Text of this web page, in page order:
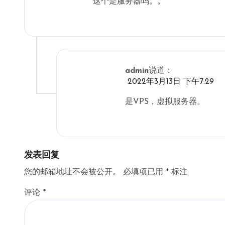
admin说道：
2022年3月13日 下午7:29
是VPS，虚拟服务器。
发表回复
您的邮箱地址不会被公开。 必填项已用 * 标注
评论 *